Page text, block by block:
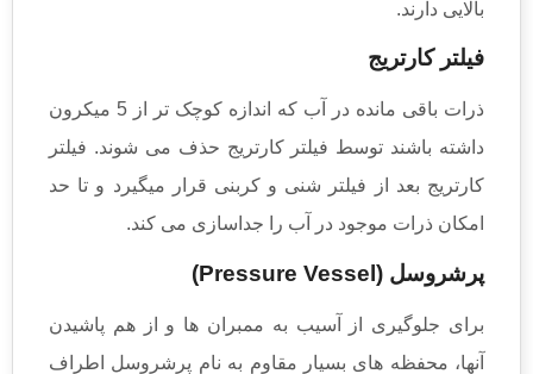
بالایی دارند.
فیلتر کارتریج
ذرات باقی مانده در آب که اندازه کوچک تر از 5 میکرون
داشته باشند توسط فیلتر کارتریج حذف می شوند. فیلتر
کارتریج بعد از فیلتر شنی و کربنی قرار میگیرد و تا حد
امکان ذرات موجود در آب را جداسازی می کند.
پرشروسل (Pressure Vessel)
برای جلوگیری از آسیب به ممبران ها و از هم پاشیدن
آنها، محفظه های بسیار مقاوم به نام پرشروسل اطراف